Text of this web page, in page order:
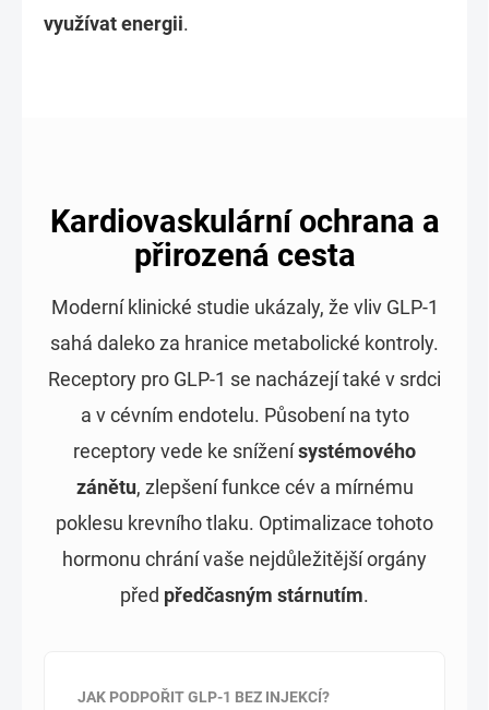
využívat energii.
Kardiovaskulární ochrana a
přirozená cesta
Moderní klinické studie ukázaly, že vliv GLP-1
sahá daleko za hranice metabolické kontroly.
Receptory pro GLP-1 se nacházejí také v srdci
a v cévním endotelu. Působení na tyto
receptory vede ke sníženísystémového
zánětu, zlepšení funkce cév a mírnému
poklesu krevního tlaku. Optimalizace tohoto
hormonu chrání vaše nejdůležitější orgány
před předčasným stárnutím.
JAK PODPOŘIT GLP-1 BEZ INJEKCÍ?